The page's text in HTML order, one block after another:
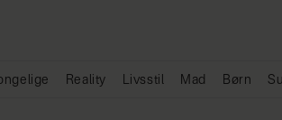
Reality Livsstil Mad Børn